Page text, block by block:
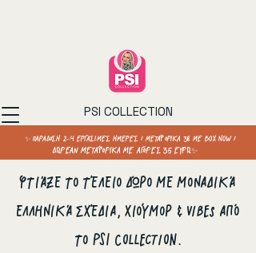
PSI COLLECTION
✨ ΠΑΡΑΔΟΣΗ 2–4 ΕΡΓΑΣΙΜΕΣ ΗΜΕΡΕΣ / ΜΕΤΑΦΟΡΙΚΑ 3€ ΜΕ BOX NOW /
ΔΩΡΕΑΝ ΜΕΤΑΦΟΡΙΚΑ ΜΕ ΑΓΟΡΕΣ 35 ΕΥΡΩ✨
Φτιάξε το τέλειο δώρο με μοναδικά
ελληνικά σχέδια, χιούμορ & vibes από
το PSI Collection.